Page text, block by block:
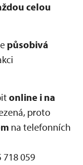
celou
působivá
online i na
proto
na telefonních
718 059